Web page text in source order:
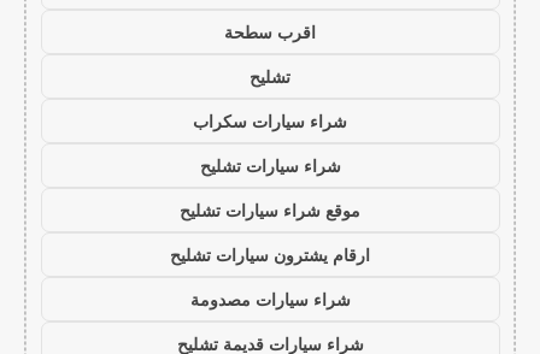
اقرب سطحة
تشليح
شراء سيارات سكراب
شراء سيارات تشليح
موقع شراء سيارات تشليح
ارقام يشترون سيارات تشليح
شراء سيارات مصدومة
شراء سيارات قديمة تشليح